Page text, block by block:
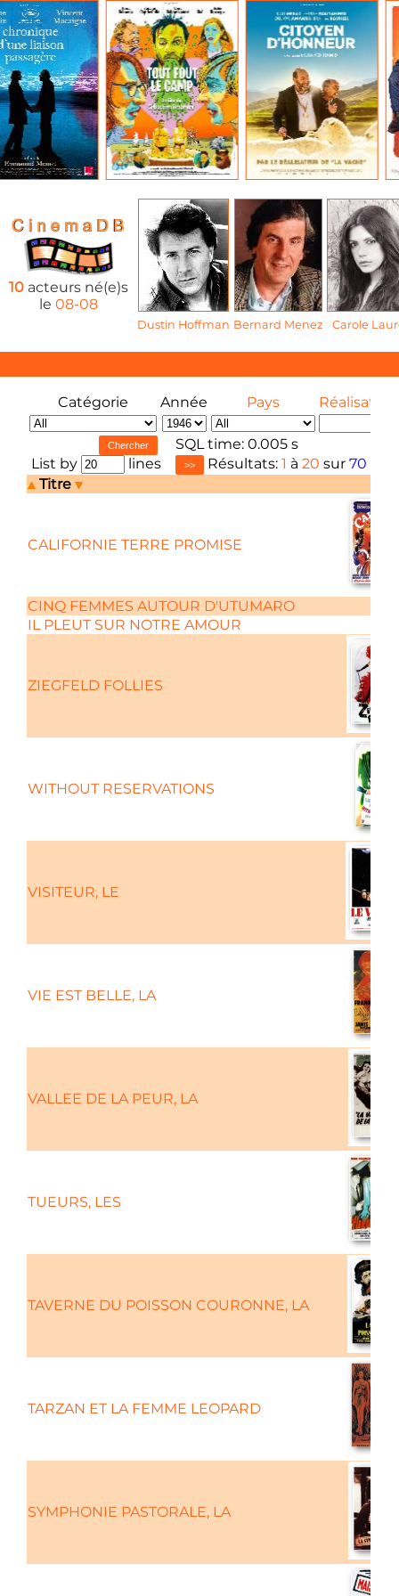
10acteurs né(e)s
le 08-08
Dustin Hoffman Bernard Menez Carole
Catégorie Année Pays Réalisateur
SQL time: 0.005 s
List by
lines Résultats: 1 à 20 sur 70
Titre
CALIFORNIE TERRE PROMISE
CINQ FEMMES AUTOUR D'UTUMARO
IL PLEUT SUR NOTRE AMOUR
ZIEGFELD FOLLIES
WITHOUT RESERVATIONS
VISITEUR, LE
VIE EST BELLE, LA
VALLEE DE LA PEUR, LA
TUEURS, LES
TAVERNE DU POISSON COURONNE, LA
TARZAN ET LA FEMME LEOPARD
SYMPHONIE PASTORALE, LA